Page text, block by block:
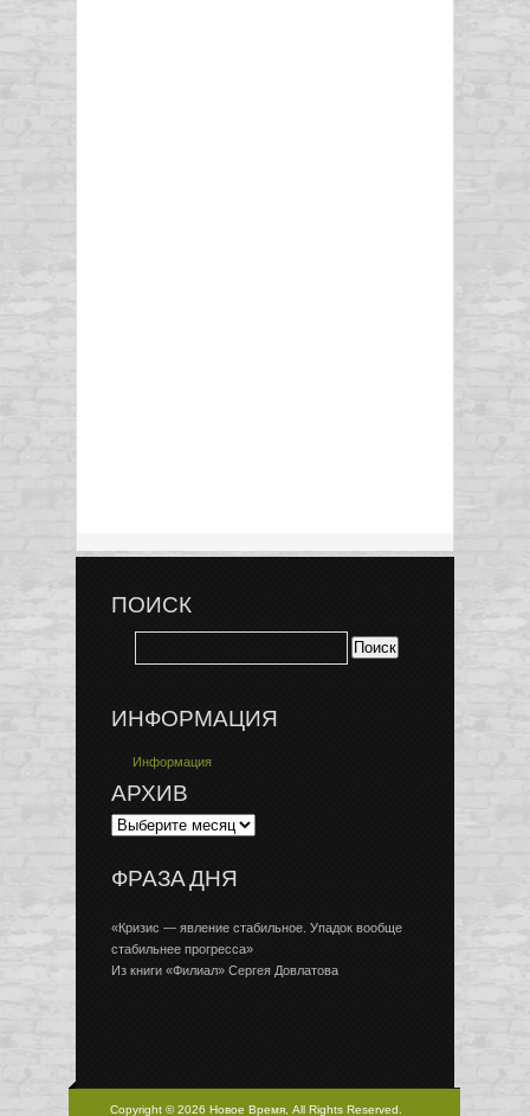
ПОИСК
ИНФОРМАЦИЯ
Информация
АРХИВ
ФРАЗА ДНЯ
«Кризис — явление стабильное. Упадок вообще
стабильнее прогресса»
Из книги «Филиал» Сергея Довлатова
Copyright © 2026 Новое Время, All Rights Reserved.